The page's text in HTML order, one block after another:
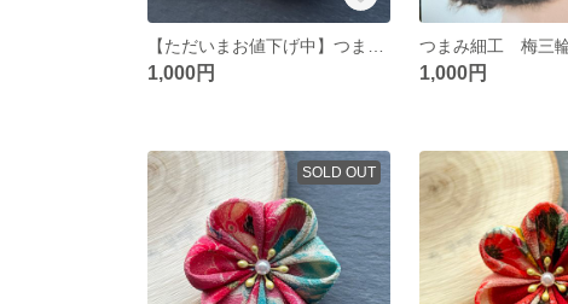
1,000円 1,000円
SOLD OUT